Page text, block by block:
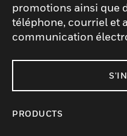
promotions ainsi que
téléphone, courriel et
communication
PRODUCTS